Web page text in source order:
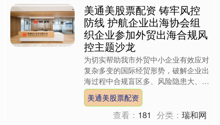
美通美股票配资 铸牢风控
防线 护航企业出海协会组
织企业参加外贸出海合规风
控主题沙龙
为切实帮助我市外贸中小企业有效应对
复杂多变的国际经贸形势，破解企业出
海过程中合规盲区多、风险隐患大、防
控能力弱、维权渠道少等突出问题，全
面提升企业跨境经营风险防....
美通美股票配资
查看： 181 分类：瑞和网